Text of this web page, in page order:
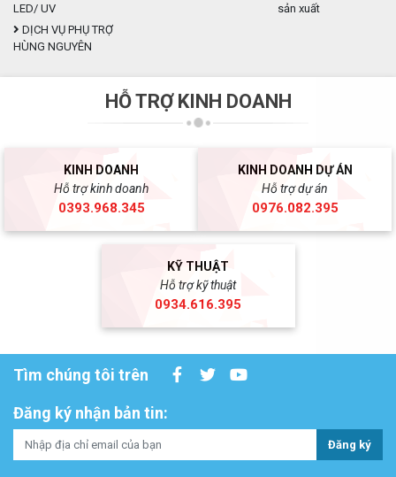
LED/ UV
sản xuất
DỊCH VỤ PHỤ TRỢ
HÙNG NGUYÊN
HỖ TRỢ KINH DOANH
KINH DOANH
Hỗ trợ kinh doanh
0393.968.345
KINH DOANH DỰ ÁN
Hỗ trợ dự án
0976.082.395
KỸ THUẬT
Hỗ trợ kỹ thuật
0934.616.395
Tìm chúng tôi trên
Đăng ký nhận bản tin:
Đăng ký